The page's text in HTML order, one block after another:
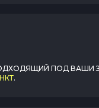
ПОД ВАШИ
.